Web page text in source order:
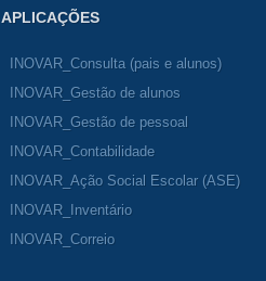
APLICAÇÕES
INOVAR_Consulta (pais e alunos)
INOVAR_Gestão de alunos
INOVAR_Gestão de pessoal
INOVAR_Contabilidade
INOVAR_Ação Social Escolar (ASE)
INOVAR_Inventário
INOVAR_Correio